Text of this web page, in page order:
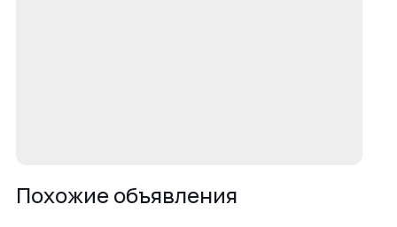
Похожие объявления